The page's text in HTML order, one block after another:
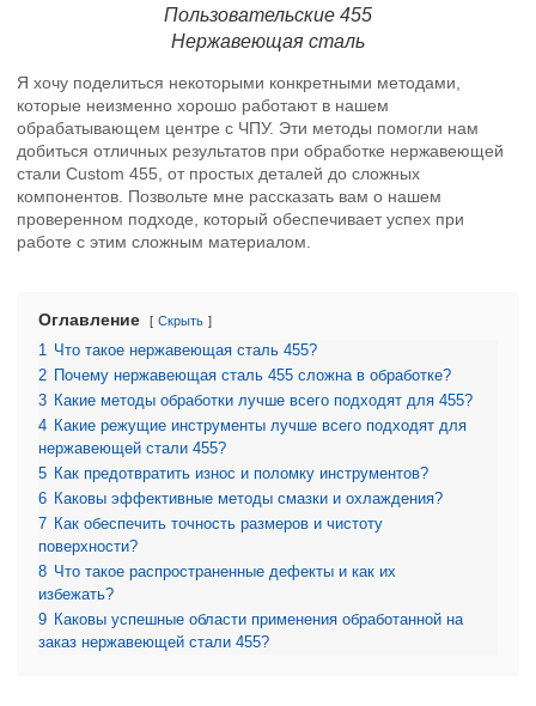
Пользовательские 455
Нержавеющая сталь
Я хочу поделиться некоторыми конкретными методами,
которые неизменно хорошо работают в нашем
обрабатывающем центре с ЧПУ. Эти методы помогли нам
добиться отличных результатов при обработке нержавеющей
стали Custom 455, от простых деталей до сложных
компонентов. Позвольте мне рассказать вам о нашем
проверенном подходе, который обеспечивает успех при
работе с этим сложным материалом.
Оглавление Скрыть
1 Что такое нержавеющая сталь 455?
2
Почему нержавеющая сталь 455 сложна в обработке?
3 Какие методы обработки лучше всего подходят для 455?
4 Какие режущие инструменты лучше всего подходят для
нержавеющей стали 455?
5 Как предотвратить износ и поломку инструментов?
6 Каковы эффективные методы смазки и охлаждения?
7 Как обеспечить точность размеров и чистоту
поверхности?
8 Что такое распространенные дефекты и как их
избежать?
9 Каковы успешные области применения обработанной на
заказ нержавеющей стали 455?